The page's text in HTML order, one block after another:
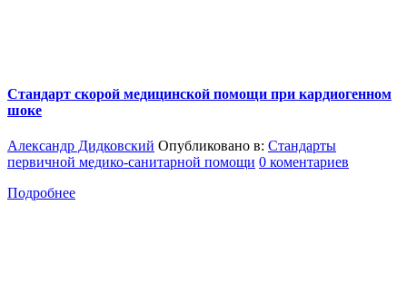
Стандарт скорой медицинской помощи при кардиогенном
шоке
Александр Дидковский Опубликовано в: Стандарты
первичной медико-санитарной помощи 0 коментариев
Подробнее